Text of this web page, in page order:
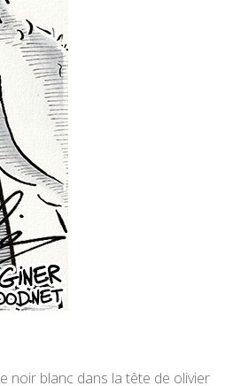
noir blanc dans la tête de olivier